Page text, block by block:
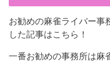
お勧めの麻雀ライバー事
した記事はこちら！
一番お勧めの事務所は麻